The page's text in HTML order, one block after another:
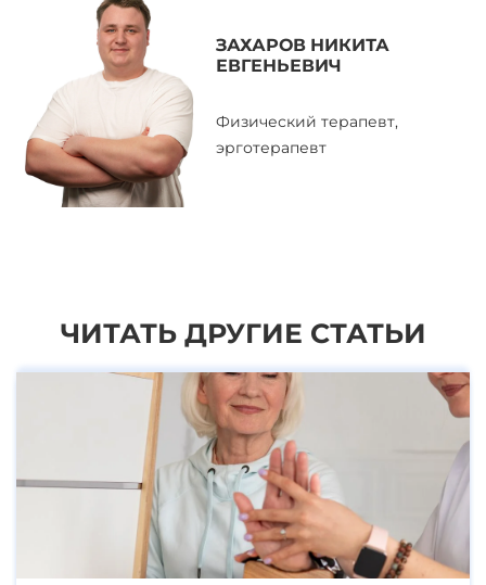
ЗАХАРОВ НИКИТА
ЕВГЕНЬЕВИЧ
Физический терапевт,
эрготерапевт
ЧИТАТЬ ДРУГИЕ СТАТЬИ